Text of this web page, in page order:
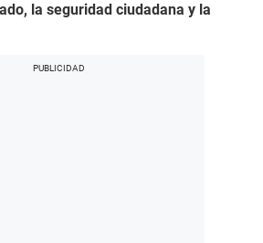
la seguridad ciudadana y la